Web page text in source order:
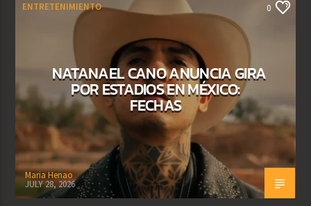
ENTRETENIMIENTO 0
NATANAEL CANO ANUNCIA GIRA
POR ESTADIOS EN MÉXICO:
FECHAS
Maria Henao
JULY 28, 2026